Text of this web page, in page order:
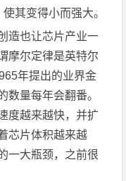
其变得小而强大。
造也让芯片产业一
摩尔定律是英特尔
年提出的业界金
数量每年会翻番。
度越来越快，并扩
芯片体积越来越
一大瓶颈，之前很